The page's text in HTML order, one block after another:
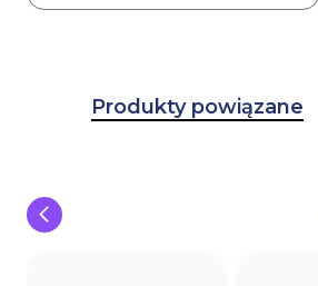
Produkty powiązane